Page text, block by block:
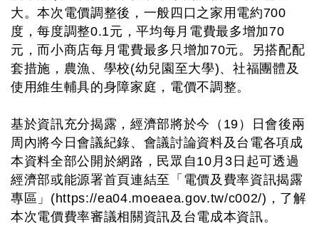
大。本次電價調整後，一般四口之家用電約700
度，每度調整0.1元，平均每月電費最多增加70
元，而小商店每月電費最多只增加70元。另搭配配
套措施，農漁、學校(幼兒園至大學)、社福團體及
使用維生輔具的身障家庭，電價不調整。
基於資訊充分揭露，經濟部將於今（19）日會後兩
周內將今日會議紀錄、會議討論資料及台電各項成
本資料全部公開於網路，民眾自10月3日起可透過
經濟部或能源署首頁連結至「電價及費率資訊揭露
專區」(https://ea04.moeaea.gov.tw/c002/)，了解
本次電價費率審議相關資訊及台電成本資訊。